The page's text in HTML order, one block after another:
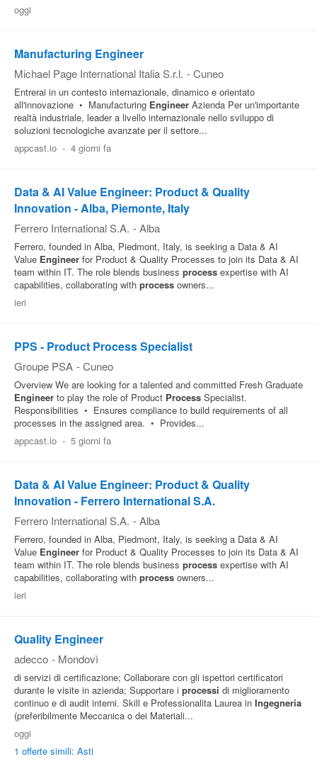
oggi
Manufacturing Engineer
Michael Page International Italia S.r.l. - Cuneo
Entrerai in un contesto internazionale, dinamico e orientato
all'innovazione • Manufacturing Engineer Azienda Per un'importante
realtà industriale, leader a livello internazionale nello sviluppo di
soluzioni tecnologiche avanzate per il settore...
appcast.io - 4 giorni fa
Data & AI Value Engineer: Product & Quality
Innovation - Alba, Piemonte, Italy
Ferrero International S.A. - Alba
Ferrero, founded in Alba, Piedmont, Italy, is seeking a Data & AI
Value Engineer for Product & Quality Processes to join its Data & AI
team within IT. The role blends business process expertise with AI
capabilities, collaborating with process owners...
ieri
PPS - Product Process Specialist
Groupe PSA - Cuneo
Overview We are looking for a talented and committed Fresh Graduate
Engineer to play the role of Product Process Specialist.
Responsibilities • Ensures compliance to build requirements of all
processes in the assigned area. • Provides...
appcast.io - 5 giorni fa
Data & AI Value Engineer: Product & Quality
Innovation - Ferrero International S.A.
Ferrero International S.A. - Alba
Ferrero, founded in Alba, Piedmont, Italy, is seeking a Data & AI
Value Engineer for Product & Quality Processes to join its Data & AI
team within IT. The role blends business process expertise with AI
capabilities, collaborating with process owners...
ieri
Quality Engineer
adecco - Mondovì
di servizi di certificazione; Collaborare con gli ispettori certificatori
durante le visite in azienda; Supportare i processi di miglioramento
continuo e di audit interni. Skill e Professionalita Laurea in Ingegneria
(preferibilmente Meccanica o dei Materiali...
oggi
1 offerte simili: Asti